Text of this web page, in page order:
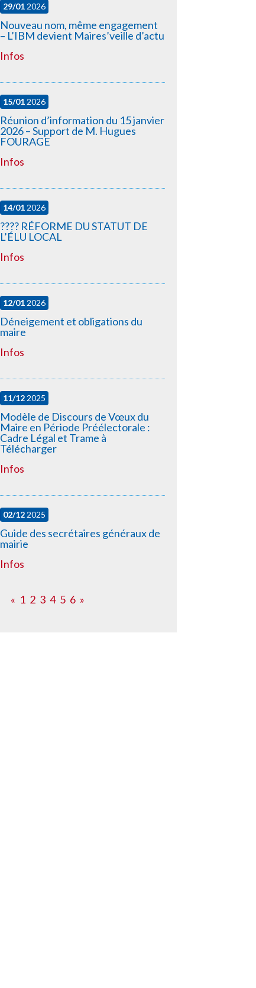
29/012026
Nouveau nom, même engagement
– L’IBM devient Maires’veille d’actu
Infos
15/012026
Réunion d’information du 15 janvier
2026 – Support de M. Hugues
FOURAGE
Infos
14/012026
????️ RÉFORME DU STATUT DE
L’ÉLU LOCAL
Infos
12/012026
Déneigement et obligations du
maire
Infos
11/122025
Modèle de Discours de Vœux du
Maire en Période Préélectorale :
Cadre Légal et Trame à
Télécharger
Infos
02/122025
Guide des secrétaires généraux de
mairie
Infos
« 1 2 3 4 5 6 »